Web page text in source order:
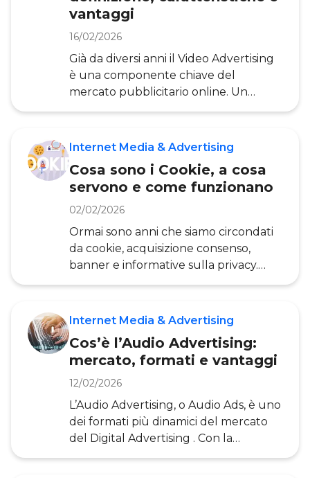
possono persino risultare pericolose.
In questo articolo, attraverso l’aiuto
dell’Osservato
vantaggi
16/02/2026
Già da diversi anni il Video Advertising
è una componente chiave del
mercato pubblicitario online. Un
contributo rilevante per questa
la cui struttura favorisce sempre di più
ottimale, soprattutto per quanto
riguarda la componente outstream.
Vediamo quali sono le dinamiche e i
principali formati del mercato Video
Advertising, attraverso lo Ricerca
dell’Osservatorio Internet Media della
Internet Media & Advertising
Cosa sono i Cookie, a cosa
servono e come funzionano
02/02/2026
Ormai sono anni che siamo circondati
da cookie, acquisizione consenso,
banner e informative sulla privacy.
Quando navighiamo su Internet e
e interazione può trasformarsi in un
“biscottini” sono stati fortemente
discussi, in seguito alla decisione presa
dai diversi browser di far scomparire o
di non utilizzare come tracker (in
italiano, tracciatori) principali i cookie di
terze parti. In questo articolo,
realizzato da
Internet Media & Advertising
Cos’è l’Audio Advertising:
mercato, formati e vantaggi
12/02/2026
L’Audio Advertising, o Audio Ads, è uno
dei formati più dinamici del mercato
del Digital Advertising . Con la
diffusione di dispositivi come